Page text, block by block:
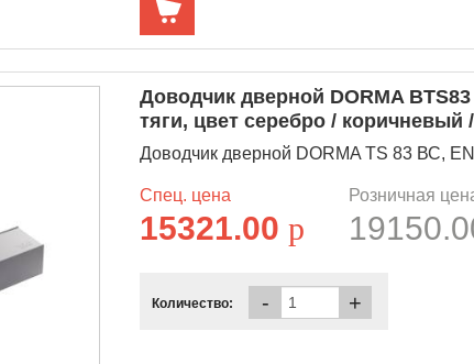
Доводчик дверной DORMA
тяги, цвет серебро / коричневый
Доводчик дверной DORMA TS 83 ВС, EN
Спец. цена
15321.00p
Розничная
Количество: - +